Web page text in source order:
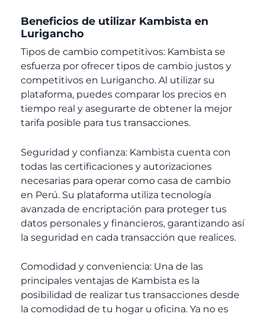
Beneficios de utilizar Kambista en
Lurigancho
Tipos de cambio competitivos: Kambista se
esfuerza por ofrecer tipos de cambio justos y
competitivos en Lurigancho. Al utilizar su
plataforma, puedes comparar los precios en
tiempo real y asegurarte de obtener la mejor
tarifa posible para tus transacciones.
Seguridad y confianza: Kambista cuenta con
todas las certificaciones y autorizaciones
necesarias para operar como casa de cambio
en Perú. Su plataforma utiliza tecnología
avanzada de encriptación para proteger tus
datos personales y financieros, garantizando así
la seguridad en cada transacción que realices.
Comodidad y conveniencia: Una de las
principales ventajas de Kambista es la
posibilidad de realizar tus transacciones desde
la comodidad de tu hogar u oficina. Ya no es